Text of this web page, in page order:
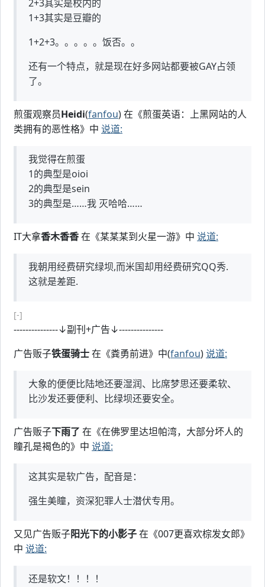
2+3其实是校内的
1+3其实是豆瓣的
1+2+3。。。。。饭否。。
还有一个特点，就是现在好多网站都要被GAY占领
了。
煎蛋观察员Heidi(fanfou) 在《煎蛋英语：上黑网站的人
类拥有的恶性格》中 说道:
我觉得在煎蛋
1的典型是oioi
2的典型是sein
3的典型是……我 灭哈哈……
IT大拿香木香香在《某某某到火星一游》中 说道:
我朝用经费研究绿坝,而米国却用经费研究QQ秀.
这就是差距.
[-]
---------------↓副刊+广告↓---------------
广告贩子铁蛋骑士在《粪勇前进》中(fanfou)说道:
大象的便便比陆地还要湿润、比席梦思还要柔软、
比沙发还要便利、比绿坝还要安全。
广告贩子下雨了 在《在佛罗里达坦帕湾，大部分坏人的
瞳孔是褐色的》中 说道:
这其实是软广告，配音是：
强生美瞳，资深犯罪人士潜伏专用。
又见广告贩子阳光下的小影子在《007更喜欢棕发女郎》
中 说道:
还是软文！！！！